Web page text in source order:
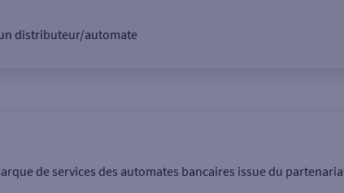
distributeur/automate
de services des automates bancaires issue du